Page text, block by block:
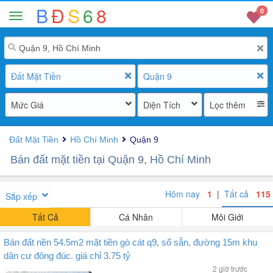
BĐS68 0
Đất Mặt Tiền Quận 9
Mức Giá Diện Tích Lọc thêm
Đất Mặt Tiền Hồ Chí Minh Quận 9
Bán đất mặt tiền tại Quận 9, Hồ Chí Minh
Sắp xếp Hôm nay 1 | Tất cả 115
Tất Cả
Cá Nhân Môi Giới
Bán đất nền 54.5m2 mặt tiền gò cát q9, sổ sẵn, đường 15m khu
dân cư đông đúc. giá chỉ 3.75 tỷ
2 giờ trước